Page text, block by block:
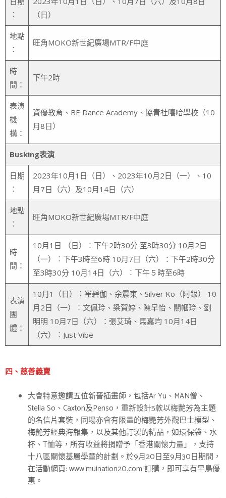
︰
（日）
地點
︰
旺角MOKO新世紀廣場MTR/F中庭
時
間：
下午2時
表演
機
構：
資優教育、BE Dance Academy、協青社嘻哈學校（10
月8日）
Busking表演
日期
︰
2023年10月1日（日）、2023年10月2日（一）、10
月7日（六）及10月14日（六）
地點
︰
旺角MOKO新世紀廣場MTR/F中庭
時
間：
10月1日 （日）︰下午2時30分 至3時30分 10月2日
（一）︰下午3時至6時 10月7日（六）：下午2時30分
至3時30分 10月14日（六）︰下午５時至6時
表演
團
體：
10月1（日）︰崔碧伽、余震東、Silver Ko（阿銀） 10
月2日（一）︰文佩玲、梁賀婷、陳早怡、關幗玲、劉
明明 10月7日（六）：張艾琦、馬嘉均 10月14日
（六）︰Just Vibe
四、慈善義賣
大會特意邀請五位新晉插畫師，包括Ar Yu、MAN僧、
Stella So、Caxton及Penso，重新設計5款以梅艷芳為主題
的名信片套裝，同場亦會有限量的梅艷芳外觀巴士模型、
梅艷芳經典海報集，以及其他訂製的精品，如環保袋、水
杯、T恤等，所有收益將捐贈予「香港關懷力量」，支持
十八區關懷基層學童的計劃。於9月20日至9月30日期間，
在活動網頁: www.muination20.com 訂購，即可享有早鳥優
惠。